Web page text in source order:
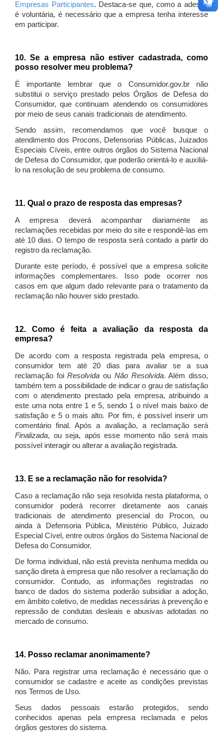
Empresas Participantes. Destaca-se que, como a adesão
é voluntária, é necessário que a empresa tenha interesse
em participar.
10. Se a empresa não estiver cadastrada, como
posso resolver meu problema?
É importante lembrar que o Consumidor.gov.br não
substitui o serviço prestado pelos Órgãos de Defesa do
Consumidor, que continuam atendendo os consumidores
por meio de seus canais tradicionais de atendimento.
Sendo assim, recomendamos que você busque o
atendimento dos Procons, Defensorias Públicas, Juizados
Especiais Cíveis, entre outros órgãos do Sistema Nacional
de Defesa do Consumidor, que poderão orientá-lo e auxiliá-
lo na resolução de seu problema de consumo.
11. Qual o prazo de resposta das empresas?
A empresa deverá acompanhar diariamente as
reclamações recebidas por meio do site e respondê-las em
até 10 dias. O tempo de resposta será contado a partir do
registro da reclamação.
Durante este período, é possível que a empresa solicite
informações complementares. Isso pode ocorrer nos
casos em que algum dado relevante para o tratamento da
reclamação não houver sido prestado.
12. Como é feita a avaliação da resposta da
empresa?
De acordo com a resposta registrada pela empresa, o
consumidor tem até 20 dias para avaliar se a sua
reclamação foiResolvida ou Não Resolvida. Além disso,
também tem a possibilidade de indicar o grau de satisfação
com o atendimento prestado pela empresa, atribuindo a
este uma nota entre 1 e 5, sendo 1 o nível mais baixo de
satisfação e 5 o mais alto. Por fim, é possível inserir um
comentário final. Após a avaliação, a reclamação será
Finalizada, ou seja, após esse momento não será mais
possível interagir ou alterar a avaliação registrada.
13. E se a reclamação não for resolvida?
Caso a reclamação não seja resolvida nesta plataforma, o
consumidor poderá recorrer diretamente aos canais
tradicionais de atendimento presencial do Procon, ou
ainda à Defensoria Pública, Ministério Público, Juizado
Especial Cível, entre outros órgãos do Sistema Nacional de
Defesa do Consumidor.
De forma individual, não está prevista nenhuma medida ou
sanção direta à empresa que não resolver a reclamação do
consumidor. Contudo, as informações registradas no
banco de dados do sistema poderão subsidiar a adoção,
em âmbito coletivo, de medidas necessárias à prevenção e
repressão de condutas desleais e abusivas adotadas no
mercado de consumo.
14. Posso reclamar anonimamente?
Não. Para registrar uma reclamação é necessário que o
consumidor se cadastre e aceite as condições previstas
nos Termos de Uso.
Seus dados pessoais estarão protegidos, sendo
conhecidos apenas pela empresa reclamada e pelos
órgãos gestores do sistema.